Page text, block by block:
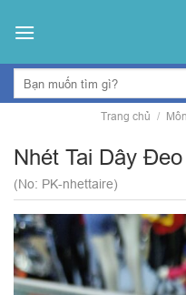
Trang chủ /
Nhét Tai Dây
(No: PK-nhettaire)